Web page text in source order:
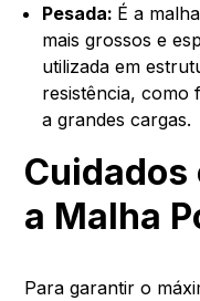
Pesada: É a
mais grossos e
utilizada em
resistência, como
a grandes cargas.
a Malha
Para garantir o